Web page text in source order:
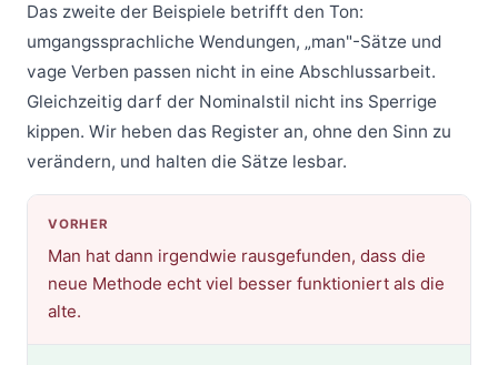
Das zweite der Beispiele betrifft den Ton:
umgangssprachliche Wendungen, „man"-Sätze und
vage Verben passen nicht in eine Abschlussarbeit.
Gleichzeitig darf der Nominalstil nicht ins Sperrige
kippen. Wir heben das Register an, ohne den Sinn zu
verändern, und halten die Sätze lesbar.
VORHER
Man hat dann irgendwie rausgefunden, dass die
neue Methode echt viel besser funktioniert als die
alte.